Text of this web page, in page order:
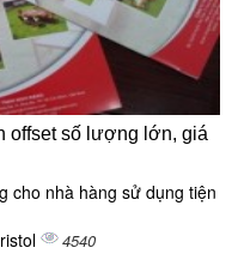
offset số lượng lớn, giá
cho nhà hàng sử dụng tiện
4540